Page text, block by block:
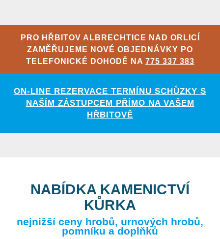
PRO HŘBITOV ALBRECHTICE NAD ORLICÍ
ZAMĚŘUJEME NOVÉ OBJEDNÁVKY PO
TELEFONICKÉ DOHODĚ NA 775 337 383
ON-LINE REZERVACE TERMÍNU SCHŮZKY S
NAŠÍM ZÁSTUPCEM PŘÍMO NA VAŠEM
HŘBITOVĚ
NABÍDKA KAMENICTVÍ
KŮRKA
nejnižší ceny hrobů, urnových hrobů,
pomníku a doplňků